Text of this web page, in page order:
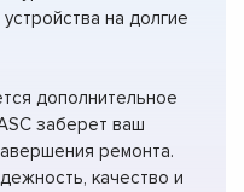
на долгие
дополнительное
заберет ваш
ремонта.
качество и